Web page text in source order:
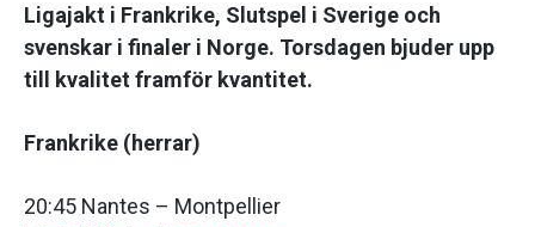
Ligajakt i Frankrike, Slutspel i Sverige och
svenskar i finaler i Norge. Torsdagen bjuder upp
till kvalitet framför kvantitet.
Frankrike (herrar)
20:45 Nantes – Montpellier